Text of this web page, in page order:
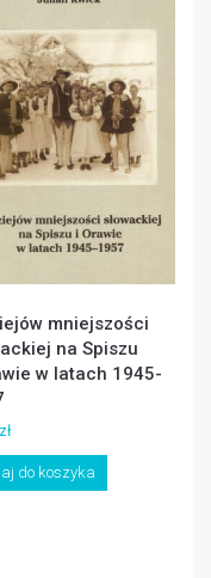
mniejszości
na Spiszu
w latach 1945-
zł
do koszyka